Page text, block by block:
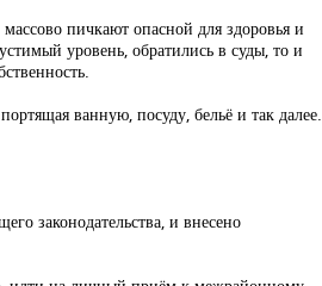
пичкают опасной для здоровья и
уровень, обратились в суды, то и
ванную, посуду, бельё и так далее.
законодательства, и внесено